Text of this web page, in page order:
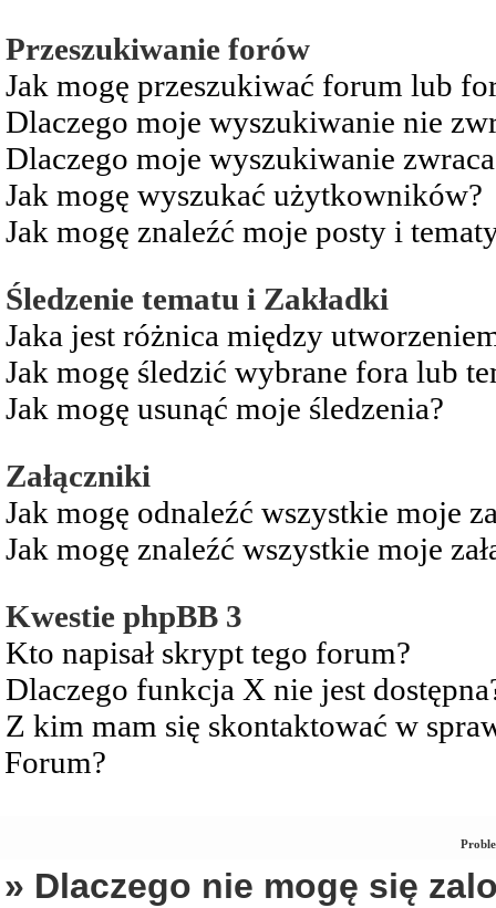
Przeszukiwanie forów
Jak mogę przeszukiwać forum lub
Dlaczego moje wyszukiwanie nie
Dlaczego moje wyszukiwanie
Jak mogę wyszukać użytkowników?
Jak mogę znaleźć moje posty i
Śledzenie tematu i Zakładki
Jaka jest różnica między
Jak mogę śledzić wybrane fora lub
Jak mogę usunąć moje śledzenia?
Załączniki
Jak mogę odnaleźć wszystkie moje
Jak mogę znaleźć wszystkie moje
Kwestie phpBB 3
Kto napisał skrypt tego forum?
Dlaczego funkcja X nie jest
Z kim mam się skontaktować w
Forum?
» Dlaczego nie mogę się